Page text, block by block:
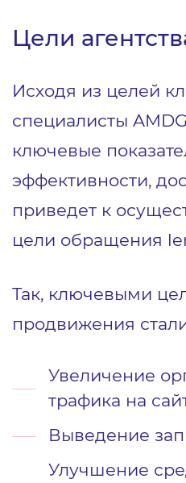
Цели
Исходя из целей
специалисты
ключевые
эффективности,
приведет к
цели обращения
Так, ключевыми
продвижения
Увеличение
трафика на
Выведение
Улучшение